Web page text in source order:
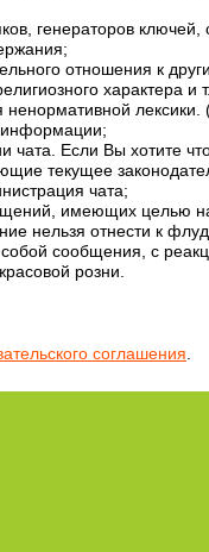
генераторов
отношения к
характера и
лексики.
информации;
Если Вы хотите
текущее
чата;
имеющих целью
нельзя отнести к
сообщения, с
розни.
соглашения